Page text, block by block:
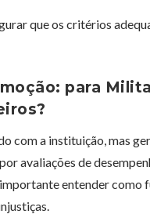
que os critérios
para
com a instituição, mas
avaliações de
entender como